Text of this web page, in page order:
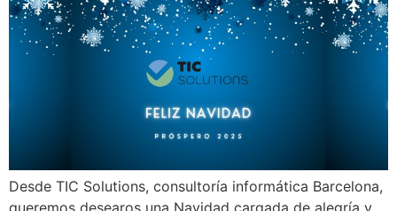
Desde TIC Solutions, consultoría informática Barcelona,
queremos desearos una Navidad cargada de alegría y